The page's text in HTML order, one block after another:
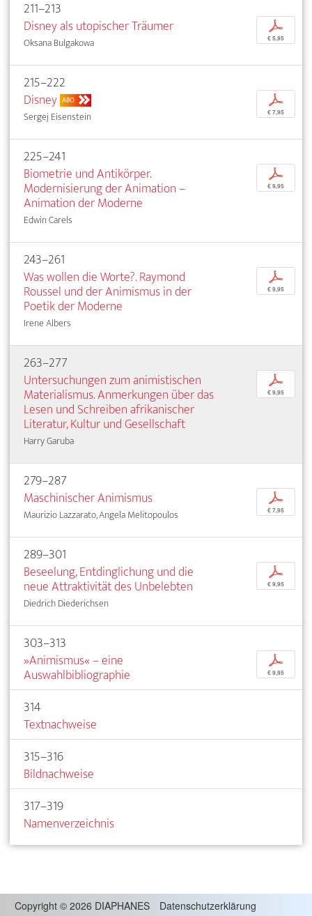
211–213
Disney als utopischer Träumer
Oksana Bulgakowa
p
€ 5,95
215–222
Disney ABO
Sergej Eisenstein
p
€ 7,95
225–241
Biometrie und Antikörper.
Modernisierung der Animation –
Animation der Moderne
Edwin Carels
p
€ 9,95
243–261
Was wollen die Worte?. Raymond
Roussel und der Animismus in der
Poetik der Moderne
Irene Albers
p
€ 9,95
263–277
Untersuchungen zum animistischen
Materialismus. Anmerkungen über das
Lesen und Schreiben afrikanischer
Literatur, Kultur und Gesellschaft
Harry Garuba
p
€ 9,95
279–287
Maschinischer Animismus
Maurizio Lazzarato, Angela Melitopoulos
p
€ 7,95
289–301
Beseelung, Entdinglichung und die
neue Attraktivität des Unbelebten
Diedrich Diederichsen
p
€ 9,95
303–313
»Animismus« – eine
Auswahlbibliographie
p
€ 9,95
314
Textnachweise
315–316
Bildnachweise
317–319
Namenverzeichnis
Copyright © 2026 DIAPHANES Datenschutzerklärung